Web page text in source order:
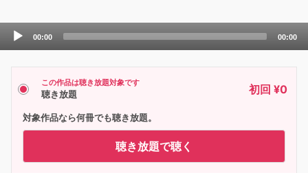
Audio
00:00 00:00
この作品は聴き放題対象です
聴き放題 初回 ¥0
対象作品なら何冊でも聴き放題。
聴き放題で聴く